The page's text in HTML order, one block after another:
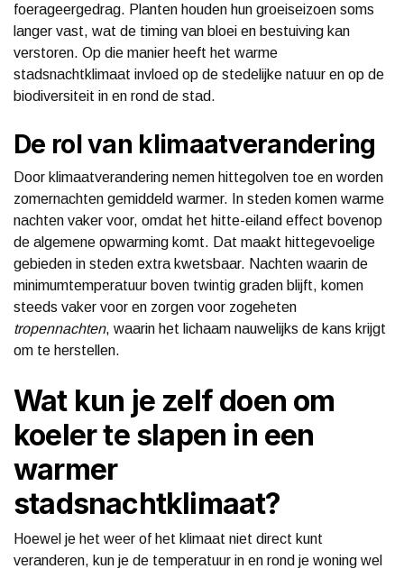
foerageergedrag. Planten houden hun groeiseizoen soms
langer vast, wat de timing van bloei en bestuiving kan
verstoren. Op die manier heeft het warme
stadsnachtklimaat invloed op de stedelijke natuur en op de
biodiversiteit in en rond de stad.
De rol van klimaatverandering
Door klimaatverandering nemen hittegolven toe en worden
zomernachten gemiddeld warmer. In steden komen warme
nachten vaker voor, omdat het hitte-eiland effect bovenop
de algemene opwarming komt. Dat maakt hittegevoelige
gebieden in steden extra kwetsbaar. Nachten waarin de
minimumtemperatuur boven twintig graden blijft, komen
steeds vaker voor en zorgen voor zogeheten
tropennachten, waarin het lichaam nauwelijks de kans krijgt
om te herstellen.
Wat kun je zelf doen om
koeler te slapen in een
warmer
stadsnachtklimaat?
Hoewel je het weer of het klimaat niet direct kunt
veranderen, kun je de temperatuur in en rond je woning wel